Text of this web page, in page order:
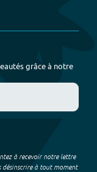
grâce à notre
à recevoir notre lettre
désinscrire à tout moment